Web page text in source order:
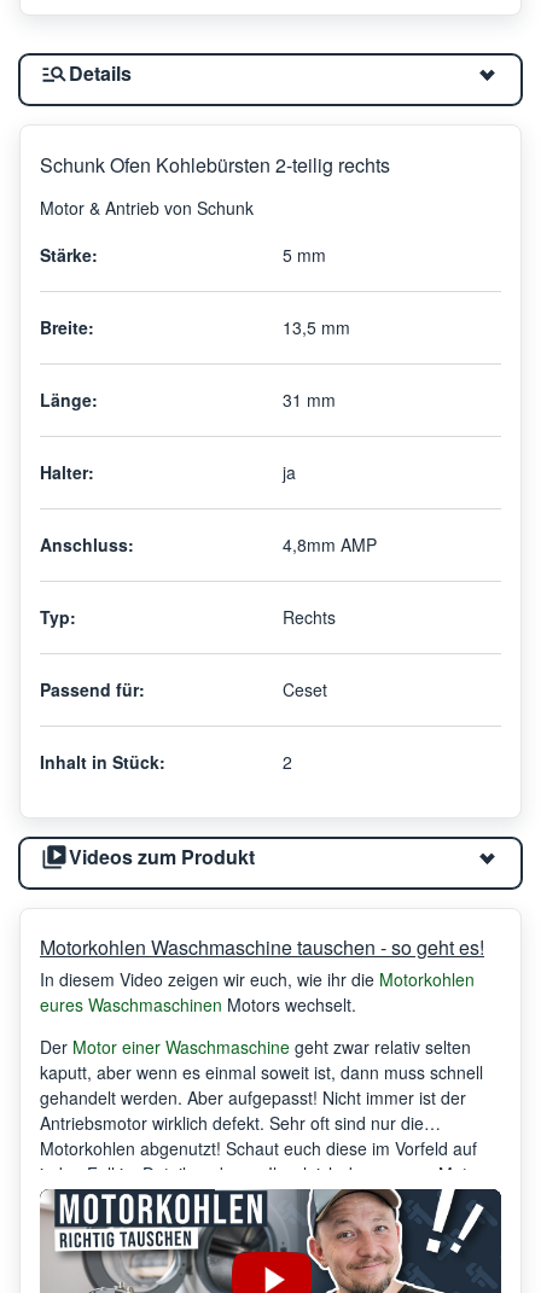
Details
Schunk Ofen Kohlebürsten 2-teilig rechts
Motor & Antrieb von Schunk
Stärke:
5 mm
Breite: 13,5 mm
Länge: 31 mm
Halter: ja
Anschluss: 4,8mm AMP
Typ: Rechts
Passend für: Ceset
Inhalt in Stück: 2
Videos zum Produkt
Motorkohlen Waschmaschine tauschen - so geht es!
In diesem Video zeigen wir euch, wie ihr die Motorkohlen
eures Waschmaschinen Motors wechselt.
Der Motor einer Waschmaschine geht zwar relativ selten
kaputt, aber wenn es einmal soweit ist, dann muss schnell
gehandelt werden. Aber aufgepasst! Nicht immer ist der
Antriebsmotor wirklich defekt. Sehr oft sind nur die
Motorkohlen abgenutzt! Schaut euch diese im Vorfeld auf
jeden Fall im Detail an, bevor Ihr gleich den ganzen Motor
tauscht.